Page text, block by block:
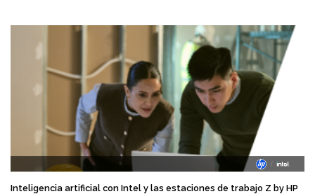
Inteligencia artificial con Intel y las estaciones de trabajo Z by HP